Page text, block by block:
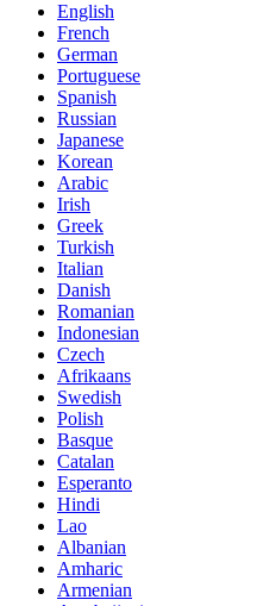
English
French
German
Portuguese
Spanish
Russian
Japanese
Korean
Arabic
Irish
Greek
Turkish
Italian
Danish
Romanian
Indonesian
Czech
Afrikaans
Swedish
Polish
Basque
Catalan
Esperanto
Hindi
Lao
Albanian
Amharic
Armenian